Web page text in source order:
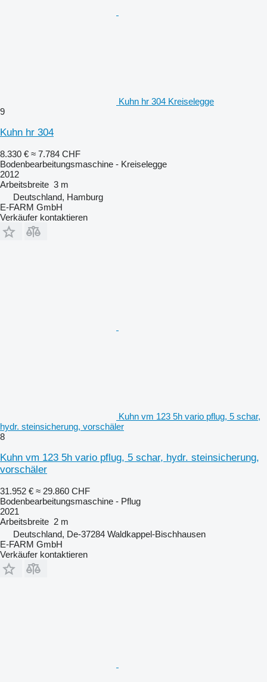
Kuhn hr 304 Kreiselegge
9
Kuhn hr 304
8.330 € ≈ 7.784 CHF
Bodenbearbeitungsmaschine - Kreiselegge
2012
Arbeitsbreite 3 m
Deutschland, Hamburg
E-FARM GmbH
Verkäufer kontaktieren
Kuhn vm 123 5h vario pflug, 5 schar,
hydr. steinsicherung, vorschäler
8
Kuhn vm 123 5h vario pflug, 5 schar, hydr. steinsicherung,
vorschäler
31.952 € ≈ 29.860 CHF
Bodenbearbeitungsmaschine - Pflug
2021
Arbeitsbreite 2 m
Deutschland, De-37284 Waldkappel-Bischhausen
E-FARM GmbH
Verkäufer kontaktieren